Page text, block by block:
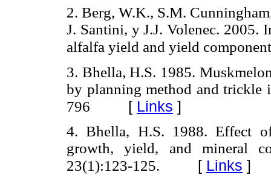
2. Berg, W.K., S.M.
J. Santini, y J.J. Volenec. 2005.
alfalfa yield and yield
3. Bhella, H.S. 1985.
by planning method and trickle
796 [ Links ]
4. Bhella, H.S. 1988. Effect
growth, yield, and mineral
23(1):123-125. [ Links ]